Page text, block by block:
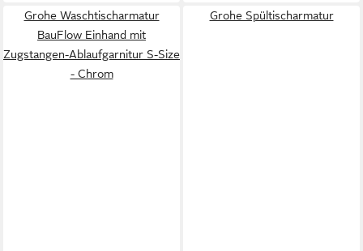
Grohe Waschtischarmatur
BauFlow Einhand mit
Zugstangen-Ablaufgarnitur S-Size
- Chrom
Grohe Spültischarmatur